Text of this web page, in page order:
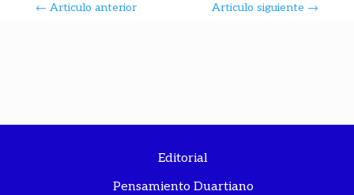
← Articulo anterior Articulo siguiente →
Editorial
Pensamiento Duartiano